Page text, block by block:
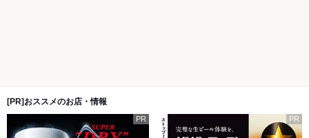
[PR]おススメのお店・情報
PR PR